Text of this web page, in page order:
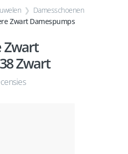
Damesschoenen
Zwart Damespumps
Zwart
Zwart